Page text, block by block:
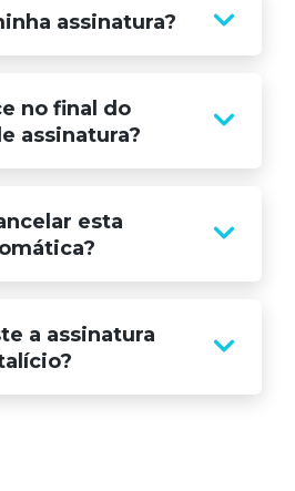
assinatura?
no final do
assinatura?
esta
a assinatura